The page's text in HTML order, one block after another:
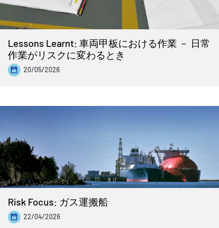
Lessons Learnt: 車両甲板における作業 － 日常
作業がリスクに変わるとき
20/05/2026
Risk Focus: ガス運搬船
22/04/2026